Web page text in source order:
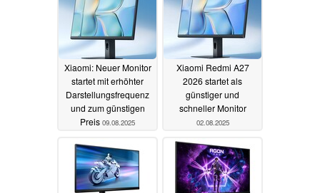
Xiaomi: Neuer Monitor
startet mit erhöhter
Darstellungsfrequenz
und zum günstigen
Preis 09.08.2025
Xiaomi Redmi A27
2026 startet als
günstiger und
schneller Monitor
02.08.2025